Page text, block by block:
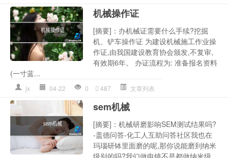
机械操作证
[摘要]：办机械证需要什么手续?挖掘
机、铲车操作证 为建设机械施工作业操
作证,由我国建设教育协会颁发,不复审,
有效期6年。 办证流程为: 准备报名资料
(一寸蓝...
jx 04-22 0 487 文章列表
sem机械
[摘要]：机械研磨影响SEM测试结果吗?
-盖德问答-化工人互助问答社区我也在
玛瑙研钵里面磨的呢,那你说能磨到纳米
级别的吗?我们做电镜不是都做纳米级